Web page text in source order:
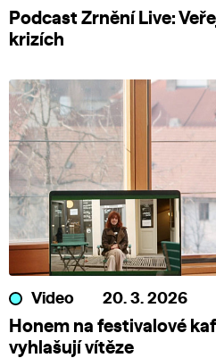
Podcast Zrnění Live:
krizích
Video 20. 3. 2026
Honem na festivalové
vyhlašují vítěze